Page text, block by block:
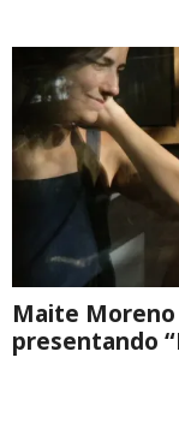
Maite
presentando